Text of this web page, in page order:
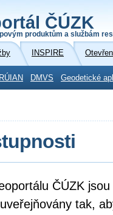
ČÚZK
produktům a službám
INSPIRE
RÚIAN DMVS Geodetické
ČÚZK
tak,